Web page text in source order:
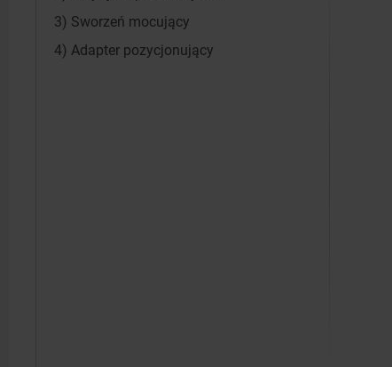
3) Sworzeń mocujący
4) Adapter pozycjonujący